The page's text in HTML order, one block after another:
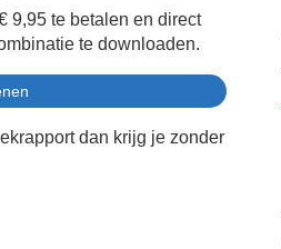
9,95 te betalen en direct
te downloaden.
dan krijg je zonder